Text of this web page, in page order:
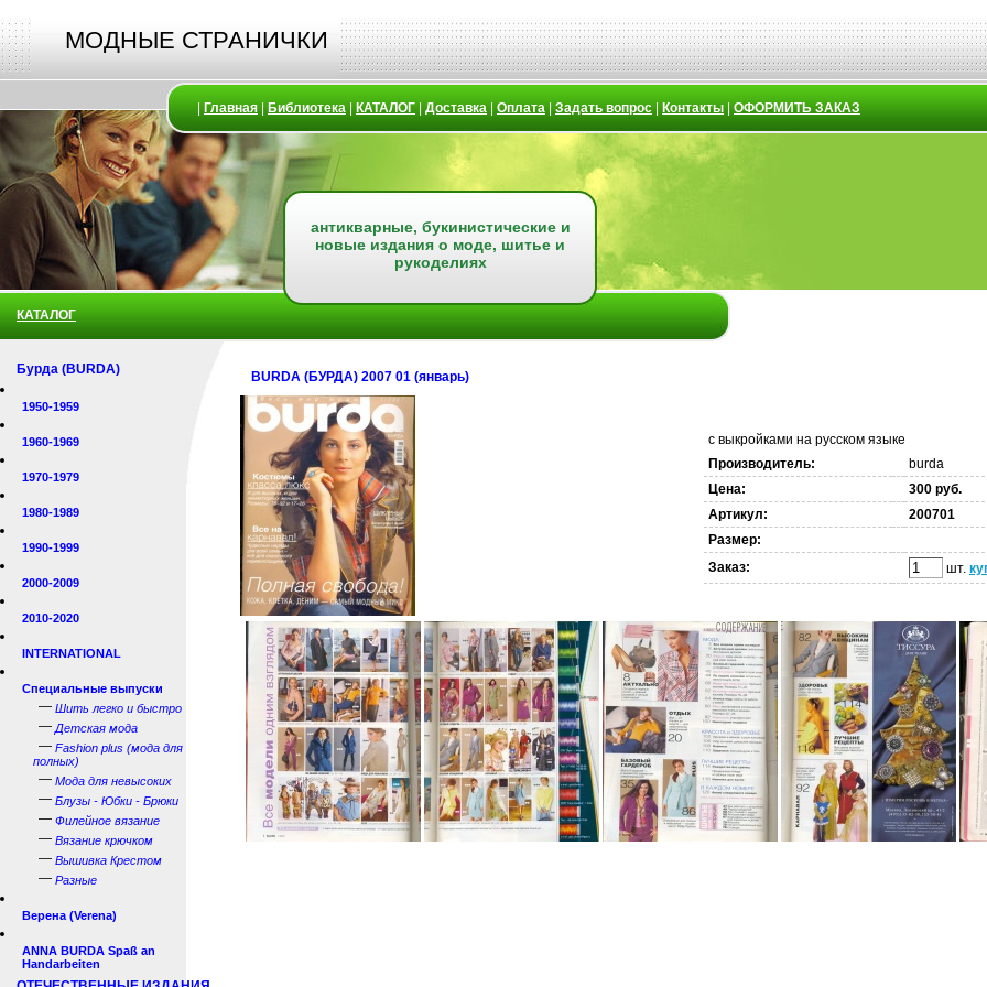
МОДНЫЕ СТРАНИЧКИ
Главная Библиотека КАТАЛОГ Доставка Оплата Задать вопрос Контакты ОФОРМИТЬ ЗАКАЗ
антикварные, букинистические и
новые издания о моде, шитье и
рукоделиях
КАТАЛОГ
Бурда (BURDA)
1950-1959
1960-1969
1970-1979
1980-1989
1990-1999
2000-2009
2010-2020
INTERNATIONAL
Специальные выпуски
— Шить легко и быстро
— Детская мода
— Fashion plus (мода для
полных)
— Мода для невысоких
— Блузы - Юбки - Брюки
— Филейное вязание
— Вязание крючком
— Вышивка Крестом
— Разные
Верена (Verena)
ANNA BURDA Spaß an
Handarbeiten
BURDA (БУРДА) 2007 01 (январь)
с выкройками на русском языке
Производитель:
burda
Цена:
300 руб.
Артикул:
200701
Размер:
Заказ:
шт.